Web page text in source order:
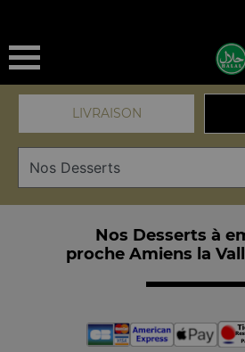
LIVRAISON
Nos Desserts à
proche Amiens la